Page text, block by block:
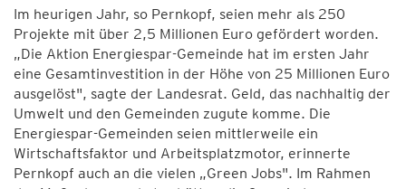
Im heurigen Jahr, so Pernkopf, seien mehr als 250
Projekte mit über 2,5 Millionen Euro gefördert worden.
„Die Aktion Energiespar-Gemeinde hat im ersten Jahr
eine Gesamtinvestition in der Höhe von 25 Millionen Euro
ausgelöst", sagte der Landesrat. Geld, das nachhaltig der
Umwelt und den Gemeinden zugute komme. Die
Energiespar-Gemeinden seien mittlerweile ein
Wirtschaftsfaktor und Arbeitsplatzmotor, erinnerte
Pernkopf auch an die vielen „Green Jobs". Im Rahmen